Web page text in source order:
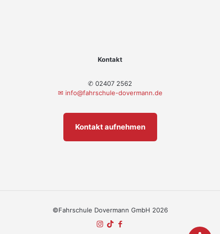
Kontakt
✆ 02407 2562
✉ info@fahrschule-dovermann.de
Kontakt aufnehmen
©Fahrschule Dovermann GmbH 2026